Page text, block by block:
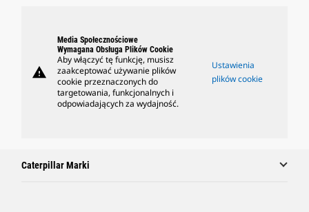
warning
Media Społecznościowe
Wymagana Obsługa Plików Cookie
Aby włączyć tę funkcję, musisz
zaakceptować używanie plików
cookie przeznaczonych do
targetowania, funkcjonalnych i
odpowiadających za wydajność.
Ustawienia
plików cookie
Caterpillar Marki